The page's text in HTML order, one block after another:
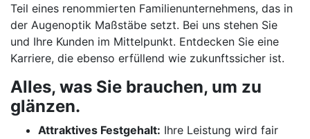
Teil eines renommierten Familienunternehmens, das in
der Augenoptik Maßstäbe setzt. Bei uns stehen Sie
und Ihre Kunden im Mittelpunkt. Entdecken Sie eine
Karriere, die ebenso erfüllend wie zukunftssicher ist.
Alles, was Sie brauchen, um zu
glänzen.
Attraktives Festgehalt: Ihre Leistung wird fair